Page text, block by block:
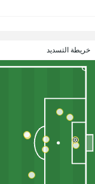
خريطة التسديد